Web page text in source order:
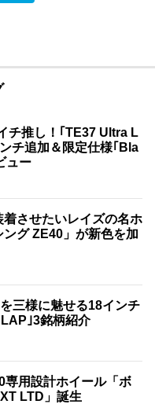
チ推し！｢TE37 Ultra L
チ追加＆限定仕様｢Bla
ュー
させたいレイズの名ホ
グ ZE40」が新色を加
三様に魅せる18インチ
｣3銘柄紹介
専用設計ホイール「ボ
LTD」誕生